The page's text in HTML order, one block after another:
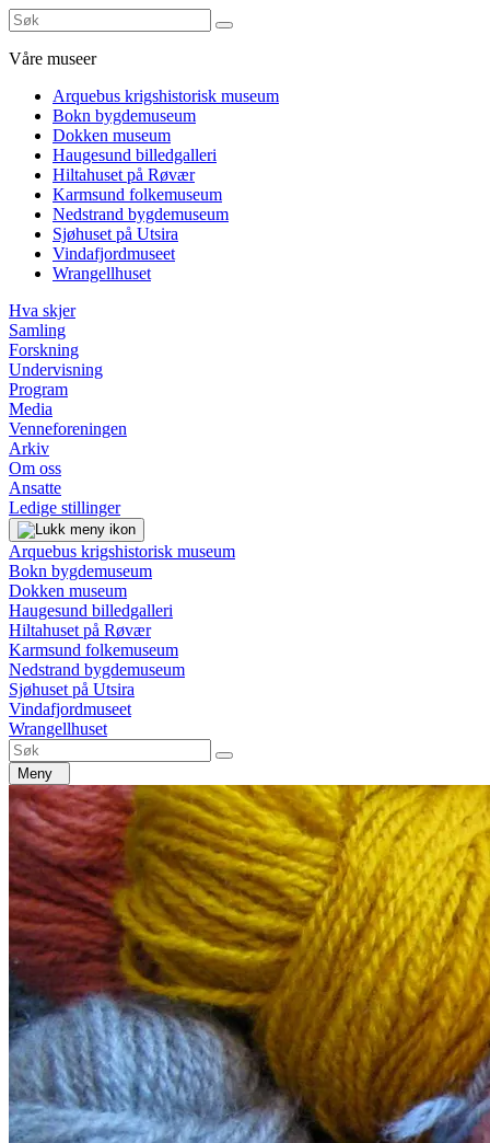
Våre museer
Arquebus krigshistorisk museum
Bokn bygdemuseum
Dokken museum
Haugesund billedgalleri
Hiltahuset på Røvær
Karmsund folkemuseum
Nedstrand bygdemuseum
Sjøhuset på Utsira
Vindafjordmuseet
Wrangellhuset
Hva skjer
Samling
Forskning
Undervisning
Program
Media
Venneforeningen
Arkiv
Om oss
Ansatte
Ledige stillinger
Arquebus krigshistorisk museum
Bokn bygdemuseum
Dokken museum
Haugesund billedgalleri
Hiltahuset på Røvær
Karmsund folkemuseum
Nedstrand bygdemuseum
Sjøhuset på Utsira
Vindafjordmuseet
Wrangellhuset
Meny